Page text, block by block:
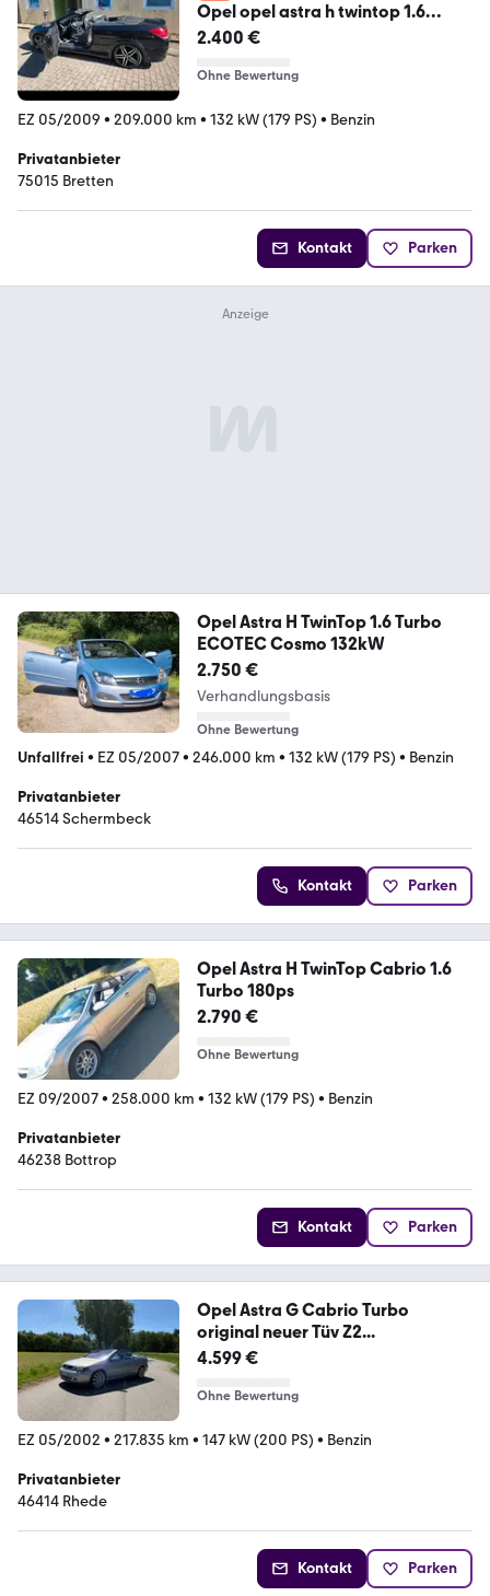
Opel opel astra h twintop 1.6
turbo OPC LINE
2.400 €
Ohne Bewertung
EZ 05/2009 • 209.000 km • 132 kW (179 PS) • Benzin
Privatanbieter
75015 Bretten
Kontakt Parken
Opel Astra H TwinTop 1.6 Turbo
ECOTEC Cosmo 132kW
2.750 €
Verhandlungsbasis
Ohne Bewertung
Unfallfrei • EZ 05/2007• 246.000 km • 132 kW (179 PS) • Benzin
Privatanbieter
46514 Schermbeck
Kontakt Parken
Opel Astra H TwinTop Cabrio 1.6
Turbo 180ps
2.790 €
Ohne Bewertung
EZ 09/2007• 258.000 km • 132 kW (179 PS) • Benzin
Privatanbieter
46238 Bottrop
Kontakt Parken
Opel Astra G Cabrio Turbo
original neuer Tüv Z2...
4.599 €
Ohne Bewertung
EZ 05/2002 • 217.835 km • 147 kW (200 PS) • Benzin
Privatanbieter
46414 Rhede
Kontakt Parken